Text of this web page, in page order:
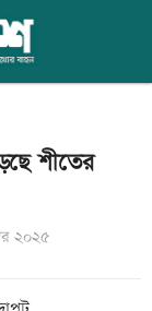
শীতের
২০২৫